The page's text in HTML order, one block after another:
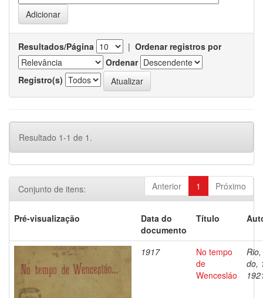
Resultados/Página | Ordenar registros por
Ordenar
Registro(s)
Resultado 1-1 de 1.
Anterior 1 Próximo
Conjunto de itens:
Pré-visualização
Data do
documento
Título
1917
No tempo
de
Wencesláo
do,